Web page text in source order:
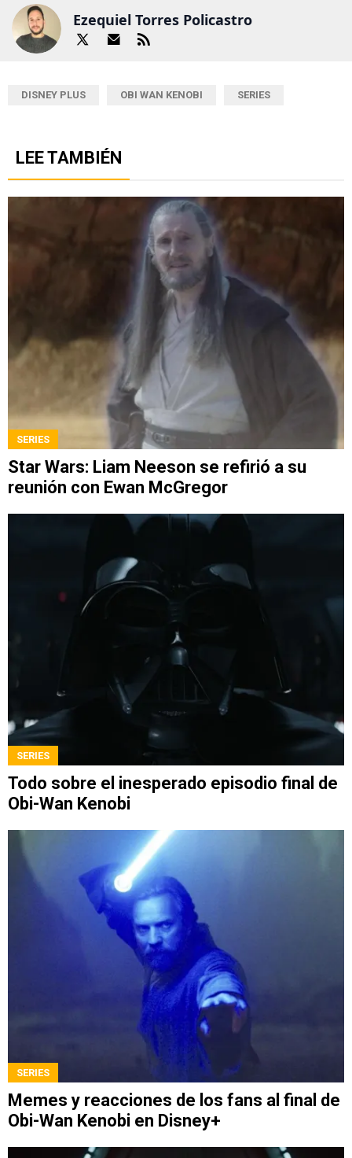
Ezequiel Torres Policastro
DISNEY PLUS OBI WAN KENOBI SERIES
LEE TAMBIÉN
SERIES
Star Wars: Liam Neeson se refirió a su
reunión con Ewan McGregor
SERIES
Todo sobre el inesperado episodio final de
Obi-Wan Kenobi
SERIES
Memes y reacciones de los fans al final de
Obi-Wan Kenobi en Disney+